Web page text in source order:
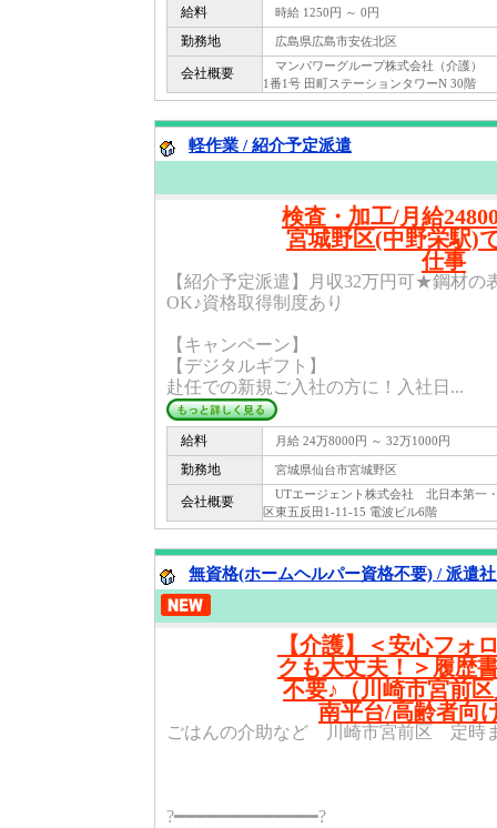
給料 時給 1250円 ～ 0円
勤務地 広島県広島市安佐北区
会社概要
マンパワーグループ株式会社（介護
1番1号 田町ステーションタワーN 30階
軽作業 / 紹介予定派遣
検査・加工/月給
宮城野区(中野栄駅)
仕事
【紹介予定派遣】月収32万円可★鋼材の
OK♪資格取得制度あり
【キャンペーン】
【デジタルギフト】
赴任での新規ご入社の方に！入社日...
給料 月給 24万8000円 ～ 32万1000円
勤務地 宮城県仙台市宮城野区
会社概要
UTエージェント株式会社 北日本第
区東五反田1-11-15 電波ビル6階
無資格(ホームヘルパー資格不要) / 派遣
【介護】＜安心フォ
クも大丈夫！＞履歴
不要♪（川崎市宮前
南平台/高齢者向
ごはんの介助など 川崎市宮前区 定時
?━━━━━━━━━━━━━?